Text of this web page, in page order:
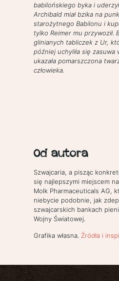
babilońskiego byka i
Archibald miał bzika na
starożytnego Babilonu i
tylko Reimer mu przywoził.
glinianych tabliczek z Ur,
później uchyliła się zasuwa
ukazała pomarszczona
człowieka.
Od autora
Szwajcaria, a pisząc
się najlepszymi miejscem
Molk Pharmaceuticals AG,
niebycie podobnie, jak
szwajcarskich bankach
Wojny Światowej.
Grafika własna. Źródła i